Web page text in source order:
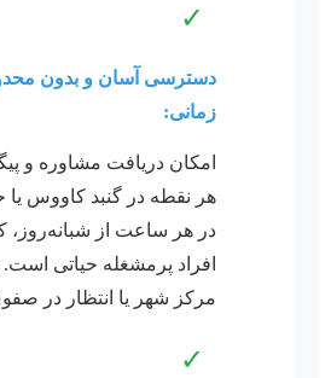
✓
دسترسی آسان و بدون
زمانی:
امکان دریافت مشاوره و
هر نقطه در گنبد کاووس یا
در هر ساعت از شبانه‌روز،
افراد پرمشغله حیاتی
مرکز شهر یا انتظار در
✓